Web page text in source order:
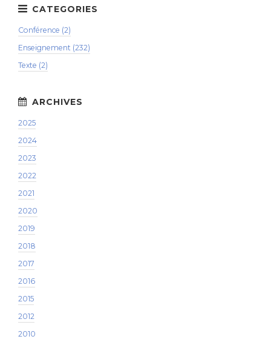
Conférence (2)
Enseignement (232)
Texte (2)
2025
2024
2023
2022
2021
2020
2019
2018
2017
2016
2015
2012
2010